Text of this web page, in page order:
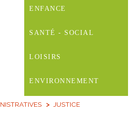
ENFANCE
SANTÉ - SOCIAL
LOISIRS
ENVIRONNEMENT
JUSTICE